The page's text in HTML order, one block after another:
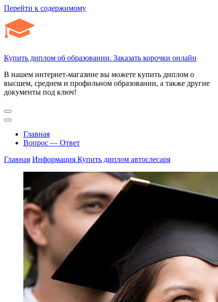
Перейти к содержимому
Купить диплом об образовании. Заказать корочки онлайн
В нашем интернет-магазине вы можете купить диплом о
высшем, среднем и профильном образовании, а также другие
документы под ключ!
Главная
Вопрос — Ответ
Главная Информация Купить диплом автослесаря